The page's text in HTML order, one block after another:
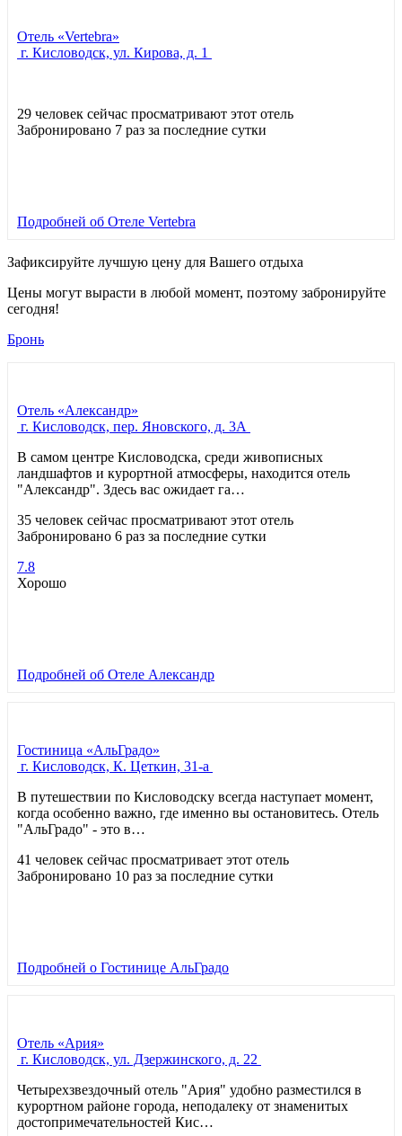
Отель «Vertebra»
г. Кисловодск, ул. Кирова, д. 1
29 человек сейчас просматривают этот отель
Забронировано 7 раз за последние сутки
Подробней об Отеле Vertebra
Зафиксируйте лучшую цену для Вашего отдыха
Цены могут вырасти в любой момент, поэтому забронируйте
сегодня!
Бронь
Отель «Александр»
г. Кисловодск, пер. Яновского, д. 3А
В самом центре Кисловодска, среди живописных
ландшафтов и курортной атмосферы, находится отель
"Александр". Здесь вас ожидает га…
35 человек сейчас просматривают этот отель
Забронировано 6 раз за последние сутки
7.8
Хорошо
Подробней об Отеле Александр
Гостиница «АльГрадо»
г. Кисловодск, К. Цеткин, 31-а
В путешествии по Кисловодску всегда наступает момент,
когда особенно важно, где именно вы остановитесь. Отель
"АльГрадо" - это в…
41 человек сейчас просматривает этот отель
Забронировано 10 раз за последние сутки
Подробней о Гостинице АльГрадо
Отель «Ария»
г. Кисловодск, ул. Дзержинского, д. 22
Четырехзвездочный отель "Ария" удобно разместился в
курортном районе города, неподалеку от знаменитых
достопримечательностей Кис…